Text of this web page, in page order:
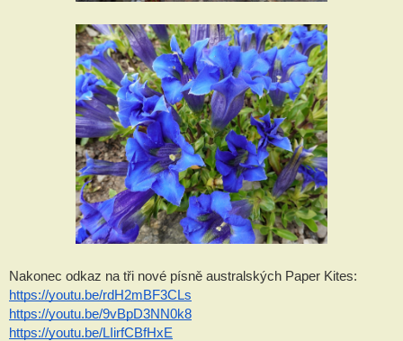
Nakonec odkaz na tři nové písně australských Paper Kites:
https://youtu.be/rdH2mBF3CLs
https://youtu.be/9vBpD3NN0k8
https://youtu.be/LIirfCBfHxE